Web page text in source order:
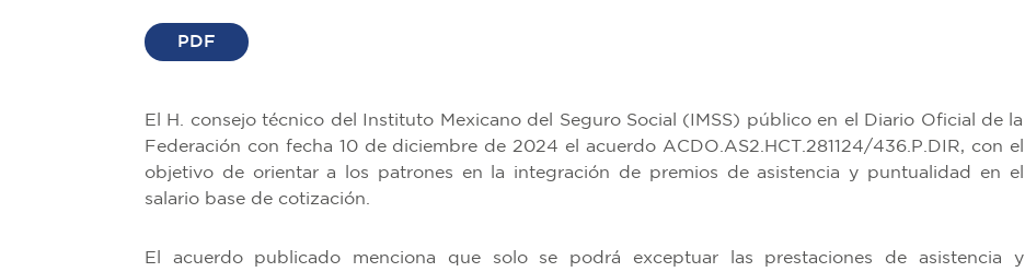
PDF
El H. consejo técnico del Instituto Mexicano del Seguro Social (IMSS) público en el Diario Oficial de la
Federación con fecha 10 de diciembre de 2024 el acuerdo ACDO.AS2.HCT.281124/436.P.DIR, con el
objetivo de orientar a los patrones en la integración de premios de asistencia y puntualidad en el
salario base de cotización.
El acuerdo publicado menciona que solo se podrá exceptuar las prestaciones de asistencia y